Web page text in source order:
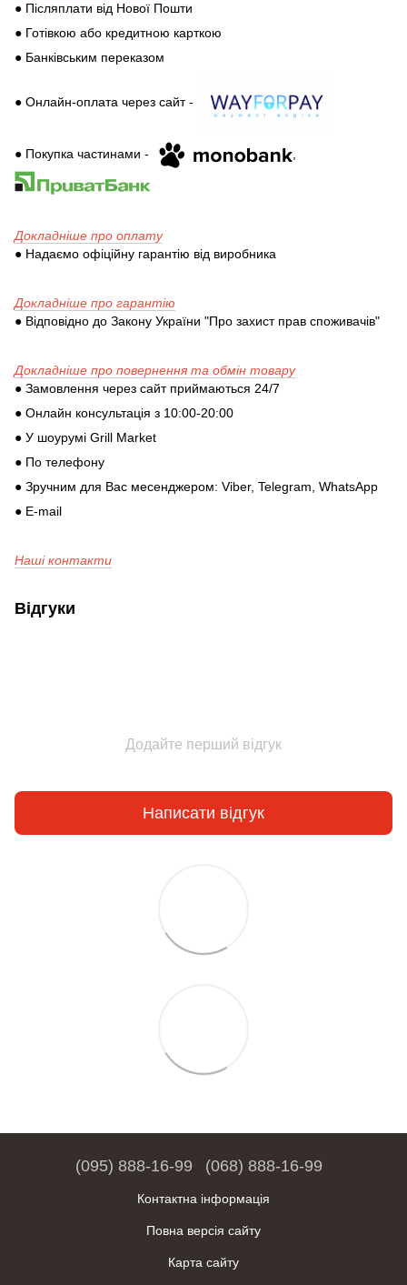
● Післяплати від Нової Пошти
● Готівкою або кредитною карткою
● Банківським переказом
● Онлайн-оплата через сайт -
● Покупка частинами - ,
Докладніше про оплату
● Надаємо офіційну гарантію від виробника
Докладніше про гарантію
● Відповідно до Закону України "Про захист прав споживачів"
Докладніше про повернення та обмін товару
● Замовлення через сайт приймаються 24/7
● Онлайн консультація з 10:00-20:00
● У шоурумі Grill Market
● По телефону
● Зручним для Вас месенджером: Viber, Telegram, WhatsApp
● E-mail
Наші контакти
Відгуки
Додайте перший відгук
Написати відгук
(095) 888-16-99 (068) 888-16-99
Контактна інформація
Повна версія сайту
Карта сайту